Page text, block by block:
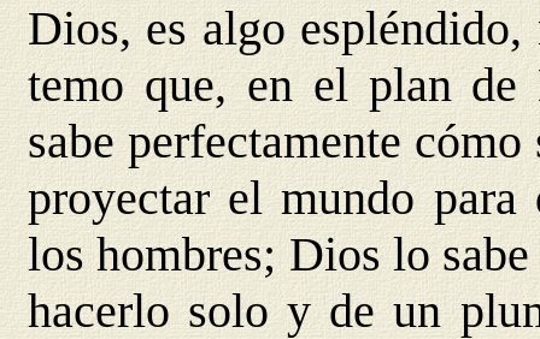
Dios, es algo
temo que, en el plan
sabe perfectamente
proyectar el mundo
los hombres; Dios lo
hacerlo solo y de un